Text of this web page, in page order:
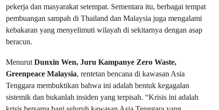
pekerja dan masyarakat setempat. Sementara itu, berbagai tempat
pembuangan sampah di Thailand dan Malaysia juga mengalami
kebakaran yang menyelimuti wilayah di sekitarnya dengan asap
beracun.
MenurutDunxin Wen, Juru Kampanye Zero Waste,
Greenpeace Malaysia, rentetan bencana di kawasan Asia
Tenggara membuktikan bahwa ini adalah bentuk kegagalan
sistemik dan bukanlah insiden yang terpisah. “Krisis ini adalah